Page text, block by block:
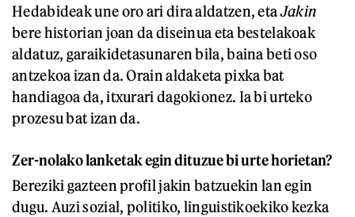
Hedabideak une oro ari dira aldatzen, etaJakin
bere historian joan da diseinua eta bestelakoak
aldatuz, garaikidetasunaren bila, baina beti oso
antzekoa izan da. Orain aldaketa pixka bat
handiagoa da, itxurari dagokionez. Ia bi urteko
prozesu bat izan da.
Zer-nolako lanketak egin dituzue bi urte horietan?
Bereziki gazteen profil jakin batzuekin lan egin
dugu. Auzi sozial, politiko, linguistikoekiko kezka